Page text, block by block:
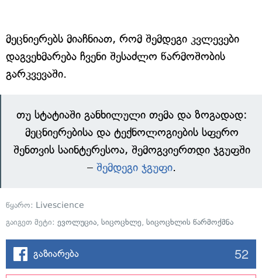
მეცნიერებს მიაჩნიათ, რომ შემდეგი კვლევები
დაგვეხმარება ჩვენი შესაძლო წარმოშობის
გარკვევაში.
თუ სტატიაში განხილული თემა და ზოგადად:
მეცნიერებისა და ტექნოლოგიების სფერო
შენთვის საინტერესოა, შემოგვიერთდი ჯგუფში
– შემდეგი ჯგუფი.
წყარო: Livescience
გაიგეთ მეტი: ევოლუცია, სიცოცხლე, სიცოცხლის წარმოქმნა
გაზიარება 52